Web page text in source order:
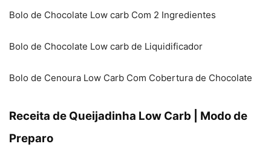
Bolo de Chocolate Low carb Com 2 Ingredientes
Bolo de Chocolate Low carb de Liquidificador
Bolo de Cenoura Low Carb Com Cobertura de Chocolate
Receita de Queijadinha Low Carb | Modo de
Preparo